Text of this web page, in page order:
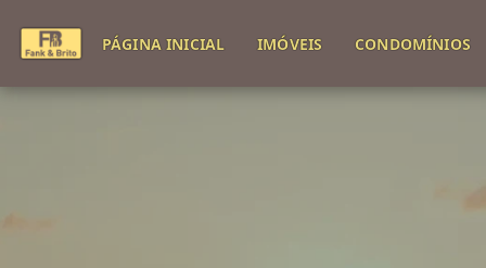
PÁGINA INICIAL IMÓVEIS CONDOMÍNIOS